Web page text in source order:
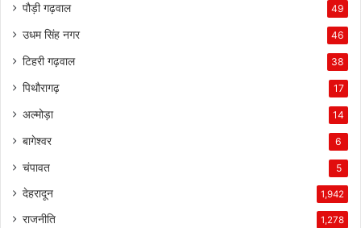
पौड़ी गढ़वाल 49
उधम सिंह नगर 46
टिहरी गढ़वाल 38
पिथौरागढ़ 17
अल्मोड़ा 14
बागेश्वर 6
चंपावत 5
देहरादून 1,942
राजनीति 1,278